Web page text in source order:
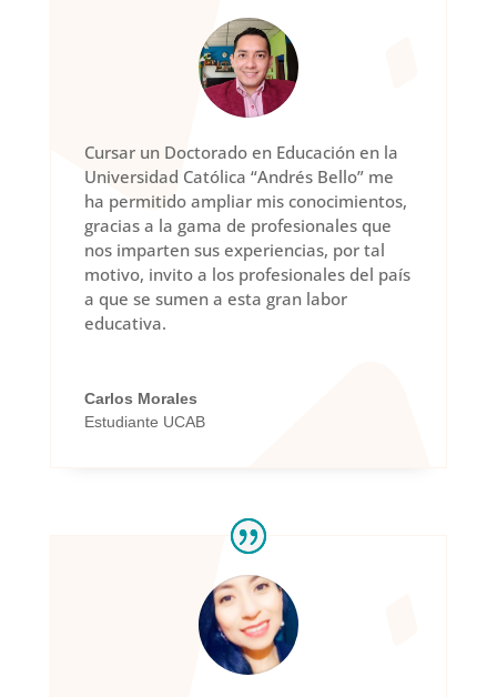
Cursar un Doctorado en Educación en la
Universidad Católica “Andrés Bello” me
ha permitido ampliar mis conocimientos,
gracias a la gama de profesionales que
nos imparten sus experiencias, por tal
motivo, invito a los profesionales del país
a que se sumen a esta gran labor
educativa.
Carlos Morales
Estudiante UCAB